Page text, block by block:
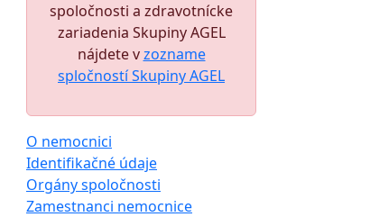
spoločnosti a zdravotnícke
zariadenia Skupiny AGEL
nájdete vzozname
spločností Skupiny AGEL
O nemocnici
Identifikačné údaje
Orgány spoločnosti
Zamestnanci nemocnice